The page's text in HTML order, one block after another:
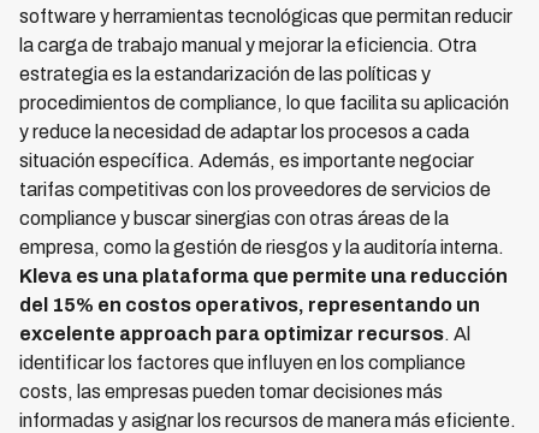
software y herramientas tecnológicas que permitan reducir
la carga de trabajo manual y mejorar la eficiencia. Otra
estrategia es la estandarización de las políticas y
procedimientos de compliance, lo que facilita su aplicación
y reduce la necesidad de adaptar los procesos a cada
situación específica. Además, es importante negociar
tarifas competitivas con los proveedores de servicios de
compliance y buscar sinergias con otras áreas de la
empresa, como la gestión de riesgos y la auditoría interna.
Kleva es una plataforma que permite una reducción
del 15% en costos operativos, representando un
excelente approach para optimizar recursos. Al
identificar los factores que influyen en los compliance
costs, las empresas pueden tomar decisiones más
informadas y asignar los recursos de manera más eficiente.